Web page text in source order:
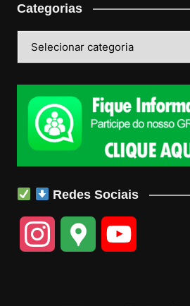
Categorias
Redes Sociais